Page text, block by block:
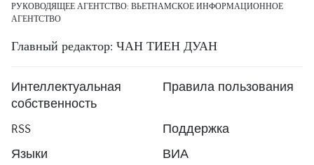
РУКОВОДЯЩЕЕ АГЕНТСТВО: ВЬЕТНАМСКОЕ ИНФОРМАЦИОННОЕ
АГЕНТСТВО
Главный редактор: ЧАН ТИЕН ДУАН
Интеллектуальная
собственность
Правила пользования
RSS
Поддержка
Языки
ВИА